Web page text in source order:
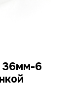
36мм-6